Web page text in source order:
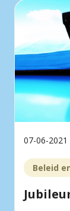
07-06-2021
Beleid